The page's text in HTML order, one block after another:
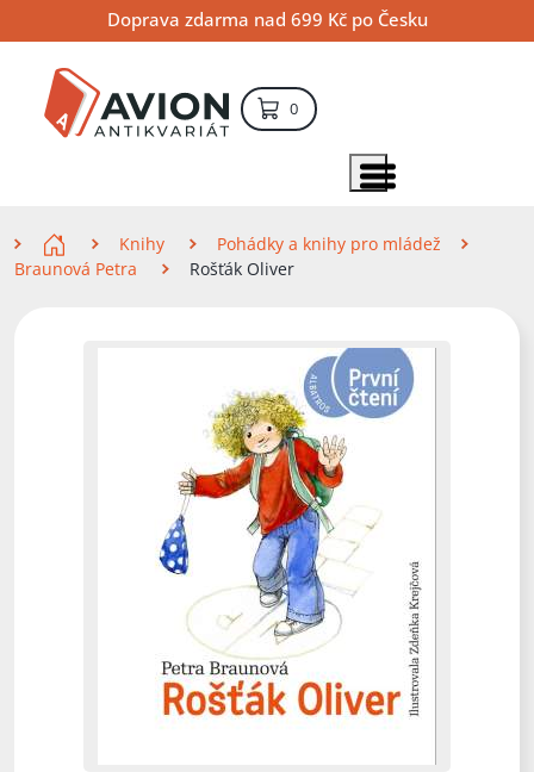
na
obsah
na
navigaci
na
vyhledávání
Doprava zdarma nad 699 Kč po Česku
0položek – košík
Zobrazit položky menu
Knihy
Pohádky a knihy pro mládež
Braunová Petra
Rošťák Oliver